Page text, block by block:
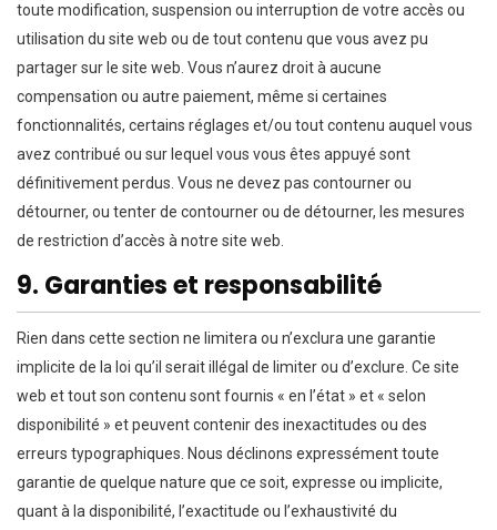
toute modification, suspension ou interruption de votre accès ou
utilisation du site web ou de tout contenu que vous avez pu
partager sur le site web. Vous n’aurez droit à aucune
compensation ou autre paiement, même si certaines
fonctionnalités, certains réglages et/ou tout contenu auquel vous
avez contribué ou sur lequel vous vous êtes appuyé sont
définitivement perdus. Vous ne devez pas contourner ou
détourner, ou tenter de contourner ou de détourner, les mesures
de restriction d’accès à notre site web.
9. Garanties et responsabilité
Rien dans cette section ne limitera ou n’exclura une garantie
implicite de la loi qu’il serait illégal de limiter ou d’exclure. Ce site
web et tout son contenu sont fournis « en l’état » et « selon
disponibilité » et peuvent contenir des inexactitudes ou des
erreurs typographiques. Nous déclinons expressément toute
garantie de quelque nature que ce soit, expresse ou implicite,
quant à la disponibilité, l’exactitude ou l’exhaustivité du